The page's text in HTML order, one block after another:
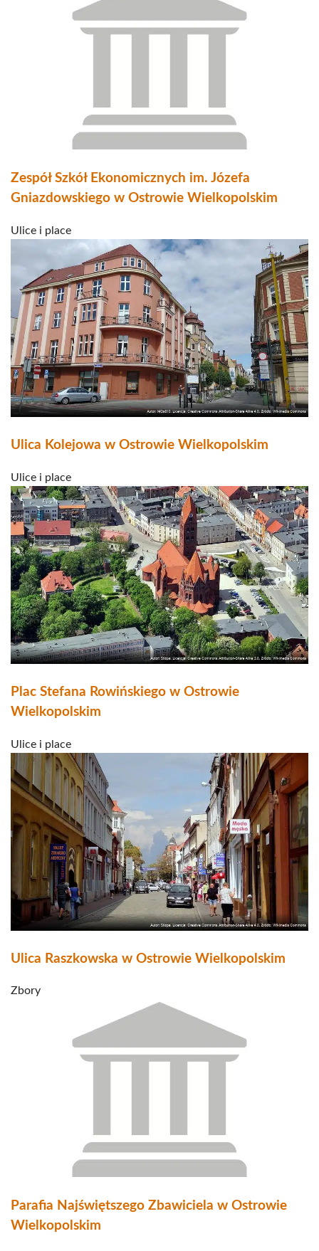
Zespół Szkół Ekonomicznych im. Józefa
Gniazdowskiego w Ostrowie Wielkopolskim
Ulice i place
Ulica Kolejowa w Ostrowie Wielkopolskim
Ulice i place
Plac Stefana Rowińskiego w Ostrowie
Wielkopolskim
Ulice i place
Ulica Raszkowska w Ostrowie Wielkopolskim
Zbory
Parafia Najświętszego Zbawiciela w Ostrowie
Wielkopolskim